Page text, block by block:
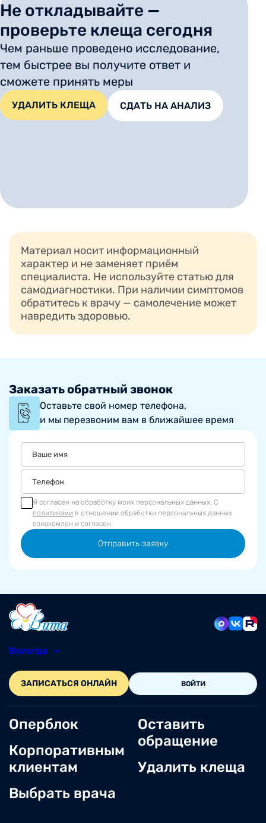
Не откладывайте —
проверьте клеща сегодня
Чем раньше проведено исследование,
тем быстрее вы получите ответ и
сможете принять меры
УДАЛИТЬ КЛЕЩА СДАТЬ НА АНАЛИЗ
Материал носит информационный
характер и не заменяет приём
специалиста. Не используйте статью для
самодиагностики. При наличии симптомов
обратитесь к врачу — самолечение может
навредить здоровью.
Заказать обратный звонок
Оставьте свой номер телефона,
и мы перезвоним вам в ближайшее время
Я согласен на обработку моих персональных данных. С
политиками в отношении обработки персональных данных
ознакомлен и согласен
Отправить заявку
Вологда
ЗАПИСАТЬСЯ ОНЛАЙН ВОЙТИ
Оперблок
Корпоративным
клиентам
Выбрать врача
Оставить
обращение
Удалить клеща